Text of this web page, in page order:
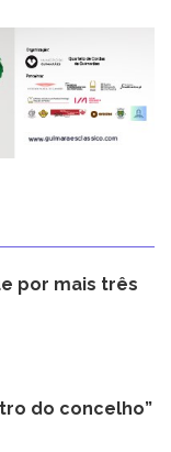
por mais três
do concelho”